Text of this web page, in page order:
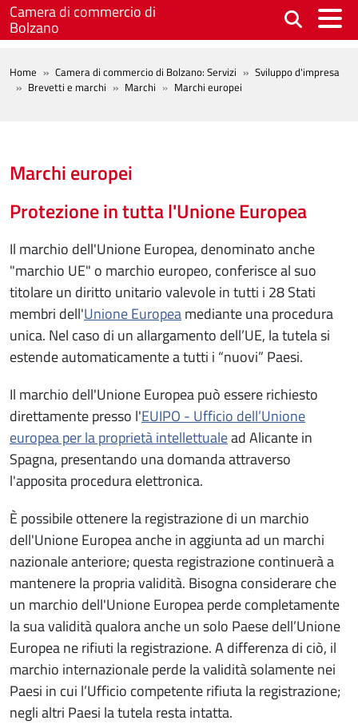
Salta al contenuto principale
Camera di commercio di
Bolzano
BREADCRUMB
Home Camera di commercio di Bolzano: Servizi
Sviluppo d'impresa
Brevetti e marchi
Marchi Marchi europei
Marchi europei
Protezione in tutta l'Unione Europea
Il marchio dell'Unione Europea, denominato anche
"marchio UE" o marchio europeo, conferisce al suo
titolare un diritto unitario valevole in tutti i 28 Stati
membri dell'Unione Europeamediante una procedura
unica. Nel caso di un allargamento dell’UE, la tutela si
estende automaticamente a tutti i “nuovi” Paesi.
Il marchio dell'Unione Europea può essere richiesto
direttamente presso l'EUIPO - Ufficio dell’Unione
europea per la proprietà intellettualead Alicante in
Spagna, presentando una domanda attraverso
l'apposita procedura elettronica.
È possibile ottenere la registrazione di un marchio
dell'Unione Europea anche in aggiunta ad un marchi
nazionale anteriore; questa registrazione continuerà a
mantenere la propria validità. Bisogna considerare che
un marchio dell'Unione Europea perde completamente
la sua validità qualora anche un solo Paese dell’Unione
Europea ne rifiuti la registrazione. A differenza di ciò, il
marchio internazionale perde la validità solamente nei
Paesi in cui l’Ufficio competente rifiuta la registrazione;
negli altri Paesi la tutela resta intatta.